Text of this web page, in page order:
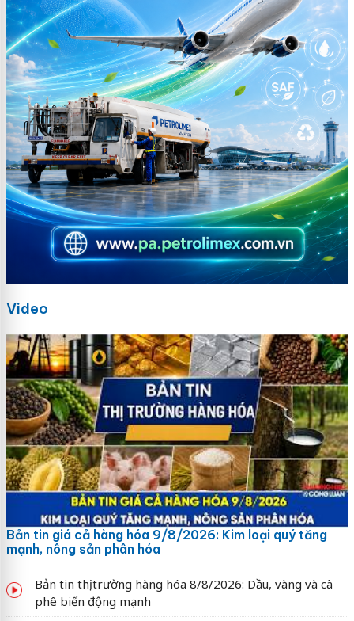
Video
Bản tin giá cả hàng hóa 9/8/2026: Kim loại quý tăng
mạnh, nông sản phân hóa
Bản tin thị trường hàng hóa 8/8/2026: Dầu, vàng và cà
phê biến động mạnh